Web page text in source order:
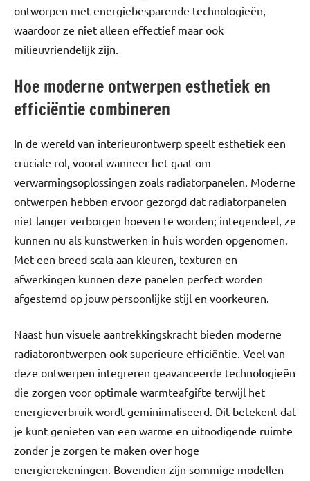
ontworpen met energiebesparende technologieën,
waardoor ze niet alleen effectief maar ook
milieuvriendelijk zijn.
Hoe moderne ontwerpen esthetiek en
efficiëntie combineren
In de wereld van interieurontwerp speelt esthetiek een
cruciale rol, vooral wanneer het gaat om
verwarmingsoplossingen zoals radiatorpanelen. Moderne
ontwerpen hebben ervoor gezorgd dat radiatorpanelen
niet langer verborgen hoeven te worden; integendeel, ze
kunnen nu als kunstwerken in huis worden opgenomen.
Met een breed scala aan kleuren, texturen en
afwerkingen kunnen deze panelen perfect worden
afgestemd op jouw persoonlijke stijl en voorkeuren.
Naast hun visuele aantrekkingskracht bieden moderne
radiatorontwerpen ook superieure efficiëntie. Veel van
deze ontwerpen integreren geavanceerde technologieën
die zorgen voor optimale warmteafgifte terwijl het
energieverbruik wordt geminimaliseerd. Dit betekent dat
je kunt genieten van een warme en uitnodigende ruimte
zonder je zorgen te maken over hoge
energierekeningen. Bovendien zijn sommige modellen